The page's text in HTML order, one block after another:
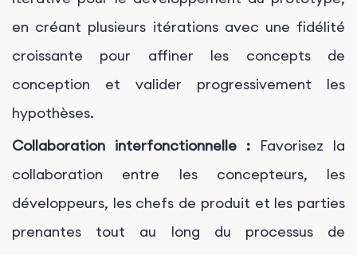
en créant plusieurs itérations avec une fidélité
croissante pour affiner les concepts de
conception et valider progressivement les
hypothèses.
Collaboration interfonctionnelle : Favorisez la
collaboration entre les concepteurs, les
développeurs, les chefs de produit et les parties
prenantes tout au long du processus de